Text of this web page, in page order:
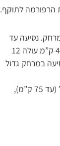
הרפורמה לתוקף.
נסיעה עד
15 ק”מ עולה 5:50 שקלים, עם מעבר בלתי-מוגבל בין אוטובוסים בתוך 90 דקות. נסיעה באוטובוס עד 40 ק”מ עולה 12
עד 225 קילומטר עולה 27 שקלים. וכל נסיעה במרחק גדול
המרחקים מסווגים לפי צבעים: ‘נסיעה צהובה’ (עד 15 ק”מ), ‘נסיעה ירוקה’ (עד 40 ק”מ), ‘נסיעה תכלת’ (עד 75 ק”מ),